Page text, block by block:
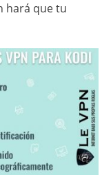
hará que tu